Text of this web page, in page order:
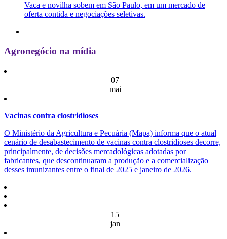
Vaca e novilha sobem em São Paulo, em um mercado de
oferta contida e negociações seletivas.
Agronegócio na mídia
07
mai
Vacinas contra clostridioses
O Ministério da Agricultura e Pecuária (Mapa) informa que o atual
cenário de desabastecimento de vacinas contra clostridioses decorre,
principalmente, de decisões mercadológicas adotadas por
fabricantes, que descontinuaram a produção e a comercialização
desses imunizantes entre o final de 2025 e janeiro de 2026.
15
jan